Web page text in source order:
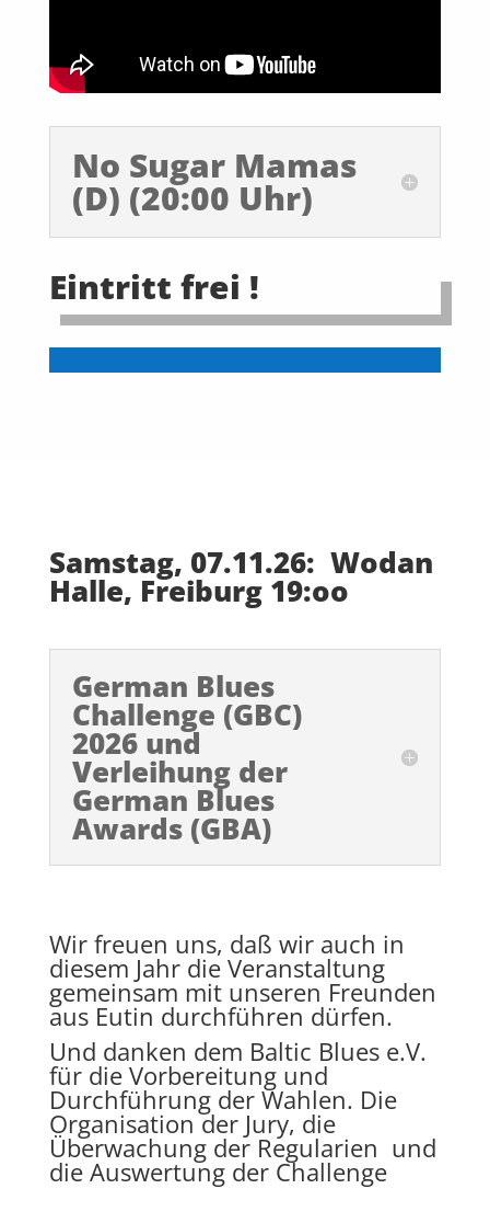
No Sugar Mamas
(D) (20:00 Uhr)
Eintritt frei !
Samstag, 07.11.26: Wodan
Halle, Freiburg 19:oo
German Blues
Challenge (GBC)
2026 und
Verleihung der
German Blues
Awards (GBA)
Wir freuen uns, daß wir auch in
diesem Jahr die Veranstaltung
gemeinsam mit unseren Freunden
aus Eutin durchführen dürfen.
Und danken dem Baltic Blues e.V.
für die Vorbereitung und
Durchführung der Wahlen. Die
Organisation der Jury, die
Überwachung der Regularien und
die Auswertung der Challenge